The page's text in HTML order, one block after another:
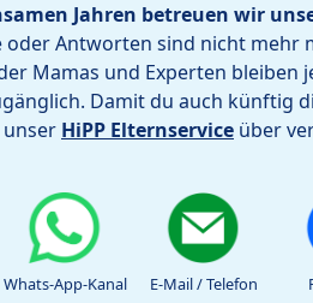
Jahren betreuen wir
oder Antworten sind nicht mehr
Mamas und Experten bleiben
Damit du auch künftig
HiPP Elternservice über
Whats-App-Kanal E-Mail / Telefon